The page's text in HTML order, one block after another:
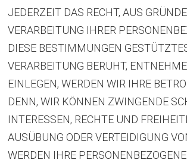
JEDERZEIT DAS RECHT, AUS
VERARBEITUNG IHRER
DIESE BESTIMMUNGEN
VERARBEITUNG BERUHT,
EINLEGEN, WERDEN WIR IHRE
DENN, WIR KÖNNEN ZWINGENDE
INTERESSEN, RECHTE UND
AUSÜBUNG ODER VERTEIDIGUNG
WERDEN IHRE